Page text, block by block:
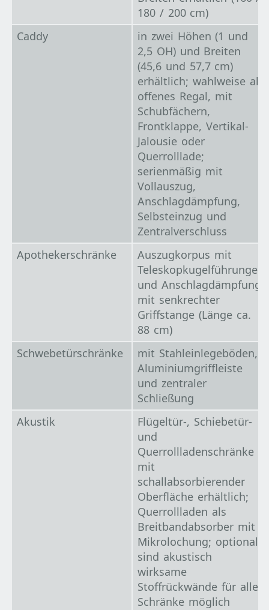
180 / 200 cm)
Caddy
in zwei Höhen (1 und
2,5 OH) und Breiten
(45,6 und 57,7 cm)
erhältlich; wahlweise als
offenes Regal, mit
Schubfächern,
Frontklappe, Vertikal-
Jalousie oder
Querrolllade;
serienmäßig mit
Vollauszug,
Anschlagdämpfung,
Selbsteinzug und
Zentralverschluss
Apothekerschränke
Auszugkorpus mit
Teleskopkugelführungen
und Anschlagdämpfung;
mit senkrechter
Griffstange (Länge ca.
88 cm)
Schwebetürschränke
mit Stahleinlegeböden,
Aluminiumgriffleiste
und zentraler
Schließung
Akustik
Flügeltür-, Schiebetür-
und
Querrollladenschränke
mit
schallabsorbierender
Oberfläche erhältlich;
Querrollladen als
Breitbandabsorber mit
Mikrolochung; optional
sind akustisch
wirksame
Stoffrückwände für alle
Schränke möglich